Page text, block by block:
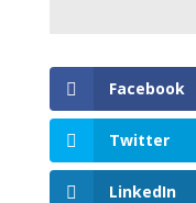
Facebook
Twitter
LinkedIn